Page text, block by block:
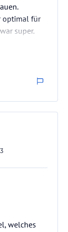
optimal für
super.
welches